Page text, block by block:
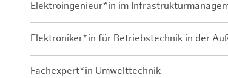
Elektroingenieur*in im
Elektroniker*in für Betriebstechnik in der
Fachexpert*in Umwelttechnik